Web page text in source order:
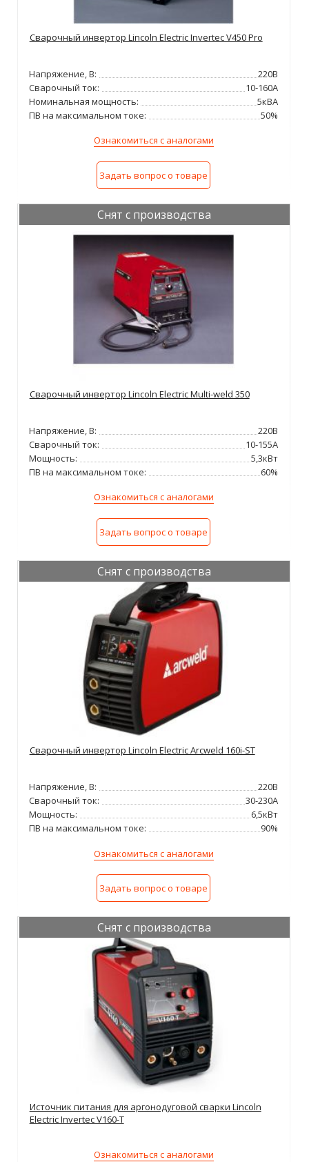
Сварочный инвертор Lincoln Electric Invertec V450 Pro
Напряжение, В:
220В
Сварочный ток:
10-160А
Номинальная мощность:
5кВА
ПВ на максимальном токе:
50%
Ознакомиться с аналогами
Задать вопрос о товаре
Снят с производства
Сварочный инвертор Lincoln Electric Multi-weld 350
Напряжение, В:
220В
Сварочный ток:
10-155А
Мощность:
5,3кВт
ПВ на максимальном токе:
60%
Ознакомиться с аналогами
Задать вопрос о товаре
Снят с производства
Сварочный инвертор Lincoln Electric Arcweld 160i-ST
Напряжение, В:
220В
Сварочный ток:
30-230А
Мощность:
6,5кВт
ПВ на максимальном токе:
90%
Ознакомиться с аналогами
Задать вопрос о товаре
Снят с производства
Источник питания для аргонодуговой сварки Lincoln
Electric Invertec V160-T
Ознакомиться с аналогами